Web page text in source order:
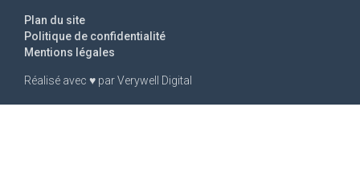
Réalisé avec ♥ parVerywell Digital
Mentions légales
Politique de confidentialité
Plan du site